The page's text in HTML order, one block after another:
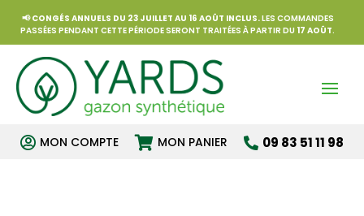
📢CONGÉS ANNUELS DU 23 JUILLET AU 16 AOÛT INCLUS.LES COMMANDES
PASSÉES PENDANT CETTE PÉRIODE SERONT TRAITÉES À PARTIR DU 17 AOÛT.
 MON COMPTE  MON PANIER  09 83 51 11 98